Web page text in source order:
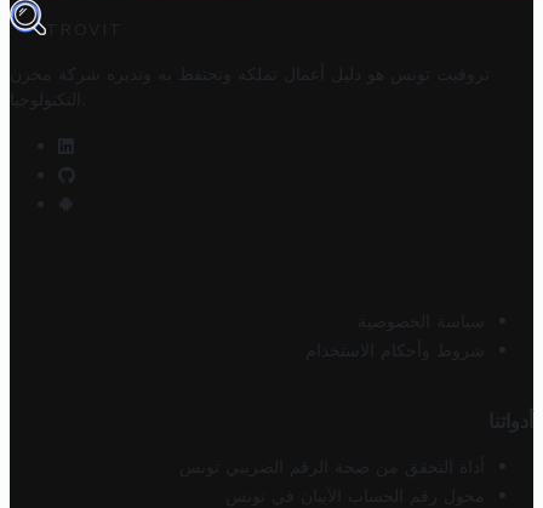
TROVIT
تروفيت تونس هو دليل أعمال تملكه وتحتفظ به وتديره
شركة مخزن
التكنولوجيا
سياسة الخصوصية
شروط وأحكام الاستخدام
أدواتنا
أداة التحقق من صحة الرقم الضريبي تونس
محول رقم الحساب الآيبان في تونس